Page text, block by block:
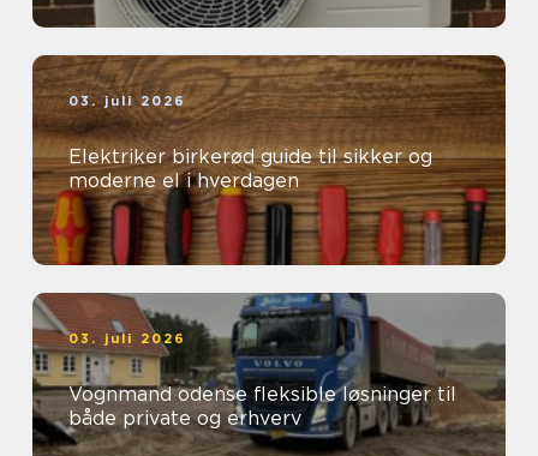
03. juli 2026
Elektriker birkerød guide til sikker og
moderne el i hverdagen
03. juli 2026
Vognmand odense fleksible løsninger til
både private og erhverv